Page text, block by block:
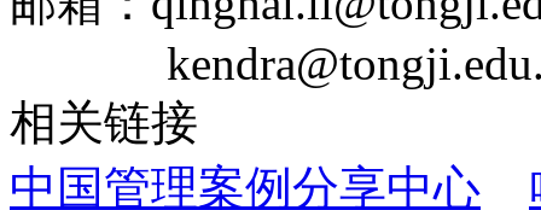
相关链接
中国管理案例分享中心